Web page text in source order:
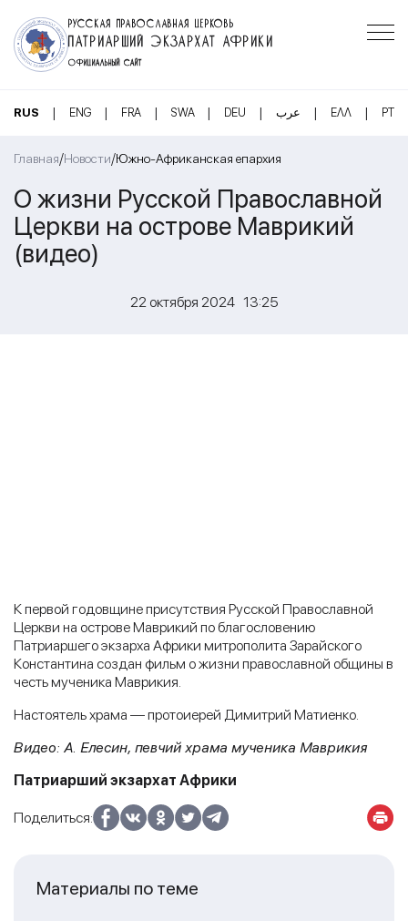
РУССКАЯ ПРАВОСЛАВНАЯ ЦЕРКОВЬ
ПАТРИАРШИЙ ЭКЗАРХАТ АФРИКИ
ОФИЦИАЛЬНЫЙ САЙТ
RUS | ENG | FRA | SWA | DEU | عرب | ΕΛΛ | PT
Главная/Новости/Южно-Африканская епархия
О жизни Русской Православной
Церкви на острове Маврикий
(видео)
22 октября 2024 13:25
К первой годовщине присутствия Русской Православной
Церкви на острове Маврикий по благословению
Патриаршего экзарха Африки митрополита Зарайского
Константина создан фильм о жизни православной общины в
честь мученика Маврикия.
Настоятель храма — протоиерей Димитрий Матиенко.
Видео: А. Елесин, певчий храма мученика Маврикия
Патриарший экзархат Африки
Поделиться:
Материалы по теме